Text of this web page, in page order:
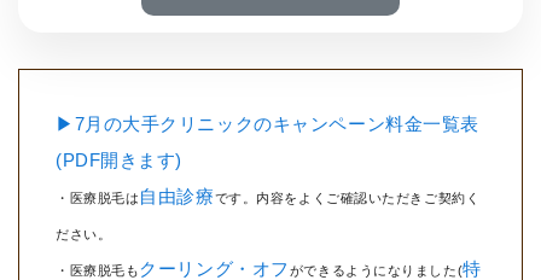
▶7月の大手クリニックのキャンペーン料金一覧表
(PDF開きます)
・医療脱毛は 自由診療です。内容をよくご確認いただきご契約く
ださい。
・医療脱毛も クーリング・オフ ができるようになりました(特